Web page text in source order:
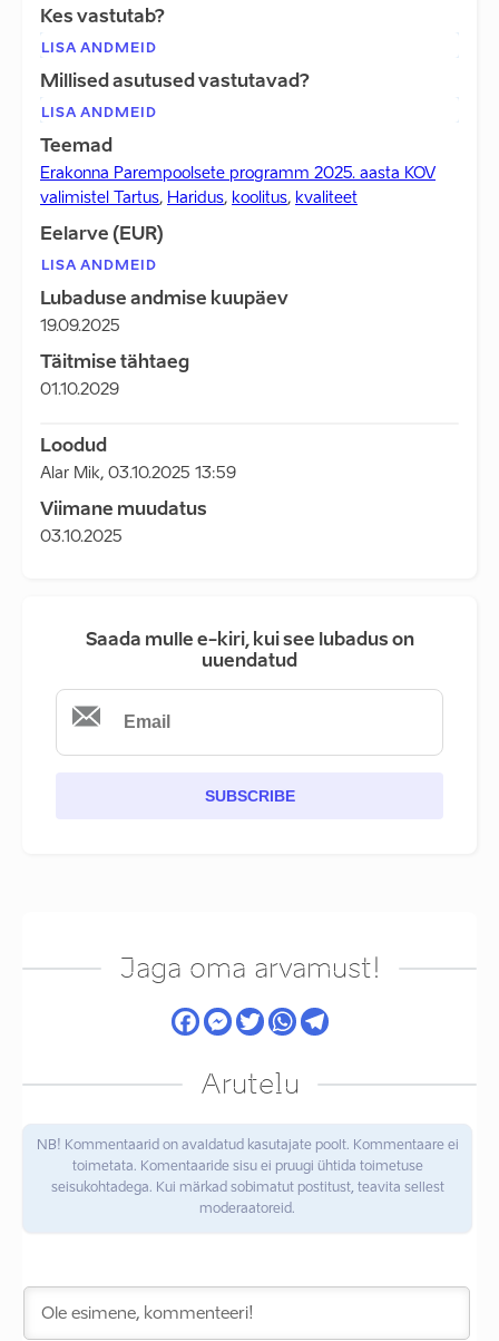
Kes vastutab?
LISA ANDMEID
Millised asutused vastutavad?
LISA ANDMEID
Teemad
Erakonna Parempoolsete programm 2025. aasta KOV
valimistel Tartus, Haridus, koolitus, kvaliteet
Eelarve (EUR)
LISA ANDMEID
Lubaduse andmise kuupäev
19.09.2025
Täitmise tähtaeg
01.10.2029
Loodud
Alar Mik, 03.10.2025 13:59
Viimane muudatus
03.10.2025
Saada mulle e-kiri, kui see lubadus on
uuendatud
SUBSCRIBE
Jaga oma arvamust!
Arutelu
NB! Kommentaarid on avaldatud kasutajate poolt. Kommentaare ei
toimetata. Komentaaride sisu ei pruugi ühtida toimetuse
seisukohtadega. Kui märkad sobimatut postitust, teavita sellest
moderaatoreid.